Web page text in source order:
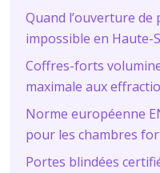
Quand l’ouverture
impossible en Haute-
Coffres-forts
maximale aux
Norme européenne
pour les chambres
Portes blindées